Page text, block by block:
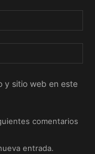
y sitio web en este
comentarios
entrada.